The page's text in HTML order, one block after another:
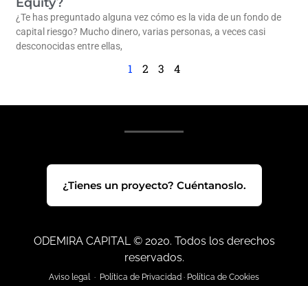
¿Te has preguntado alguna vez cómo es la vida de un fondo de
capital riesgo? Mucho dinero, varias personas, a veces casi
desconocidas entre ellas,
1 2 3 4
¿Tienes un proyecto? Cuéntanoslo.
ODEMIRA CAPITAL © 2020. Todos los derechos
reservados.
Aviso legal· Política de Privacidad · Política de Cookies